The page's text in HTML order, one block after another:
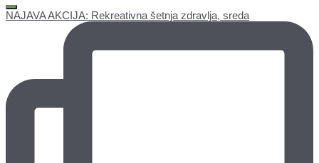
NAJAVA AKCIJA: Rekreativna šetnja zdravlja, sreda